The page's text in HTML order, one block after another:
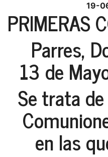
19-
PRIMERAS
Parres,
13 de
Se trata
en las